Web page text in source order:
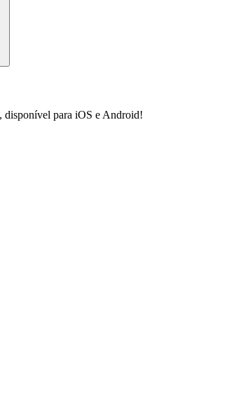
disponível para iOS e Android!